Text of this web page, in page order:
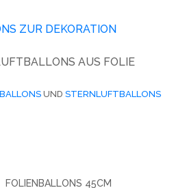
ZUR DEKORATION
AUS FOLIE
UND STERNLUFTBALLONS
FOLIENBALLONS 45CM